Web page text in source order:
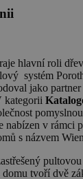
hlavní roli
systém
jako
kategorii
nabízen v rámci
s názvem
domu tvoří dvě